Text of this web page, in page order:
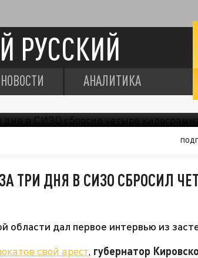
РУССКИЙ
НОВОСТИ АНАЛИТИКА
ТРИ ДНЯ В СИЗО СБРОСИЛ
области дал первое интервью из
свой арест, губернатор